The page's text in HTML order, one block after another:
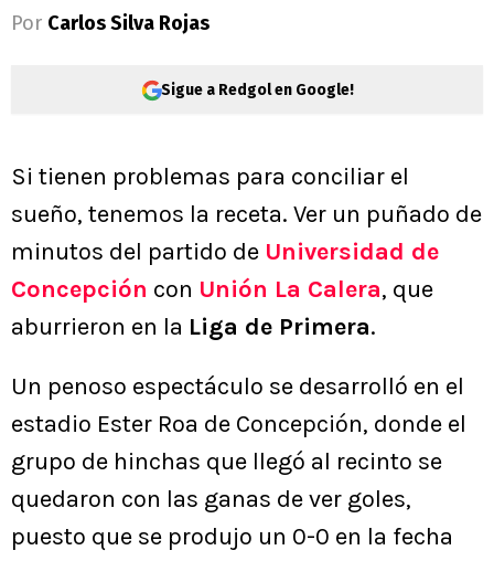
Por Carlos Silva Rojas
Sigue a Redgol en Google!
Si tienen problemas para conciliar el
sueño, tenemos la receta. Ver un puñado de
minutos del partido de Universidad de
Concepción con Unión La Calera, que
aburrieron en la Liga de Primera.
Un penoso espectáculo se desarrolló en el
estadio Ester Roa de Concepción, donde el
grupo de hinchas que llegó al recinto se
quedaron con las ganas de ver goles,
puesto que se produjo un 0-0 en la fecha